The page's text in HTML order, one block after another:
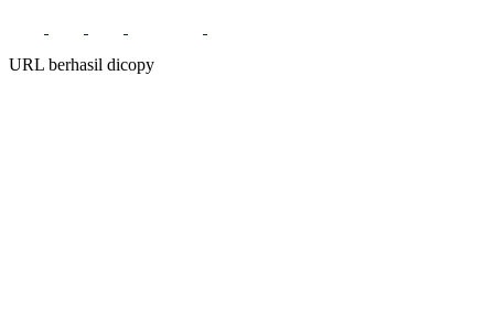
URL berhasil dicopy